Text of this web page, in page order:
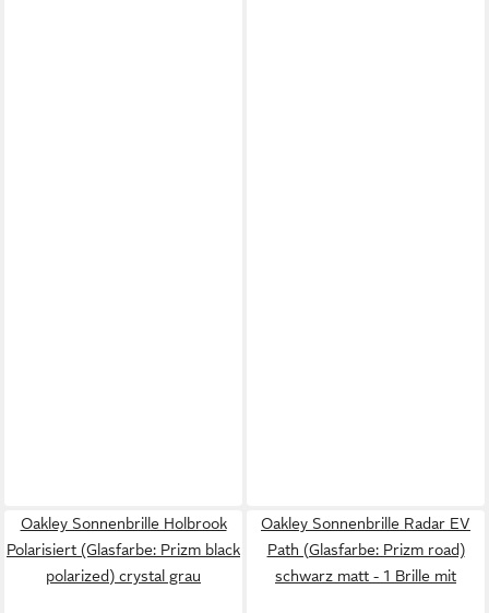
Oakley Sonnenbrille Holbrook
Polarisiert (Glasfarbe: Prizm black
polarized) crystal grau
Oakley Sonnenbrille Radar EV
Path (Glasfarbe: Prizm road)
schwarz matt - 1 Brille mit